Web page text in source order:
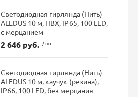
Светодиодная гирлянда (Нить)
ALEDUS 10 м, ПВХ, IP65, 100 LED,
с мерцанием
2 646 руб. / шт.
Светодиодная гирлянда (Нить)
ALEDUS 10 м, каучук (резина),
IP66, 100 LED, без мерцания